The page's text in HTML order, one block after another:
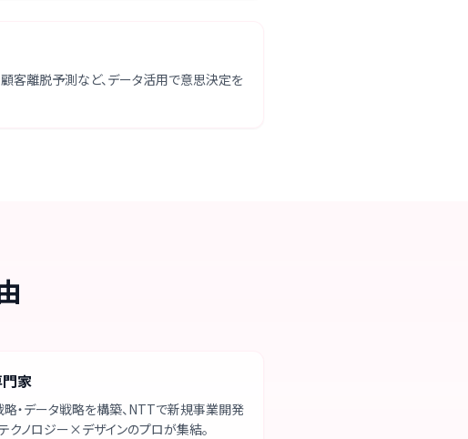
顧客離脱予測など、データ活用で意思決定を
家
略・データ戦略を構築、NTTで新規事業開発
クノロジー×デザインのプロが集結。